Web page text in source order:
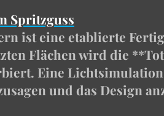
Spritzguss
ist eine etablierte
Flächen wird die
Eine
und das Design